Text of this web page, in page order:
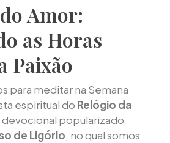
Amor:
as Horas
Paixão
para meditar na Semana
espiritual do Relógio da
popularizado
de Ligório, no qual somos